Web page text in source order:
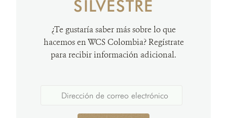
SILVESTRE
¿Te gustaría saber más sobre lo que
hacemos en WCS Colombia? Regístrate
para recibir información adicional.